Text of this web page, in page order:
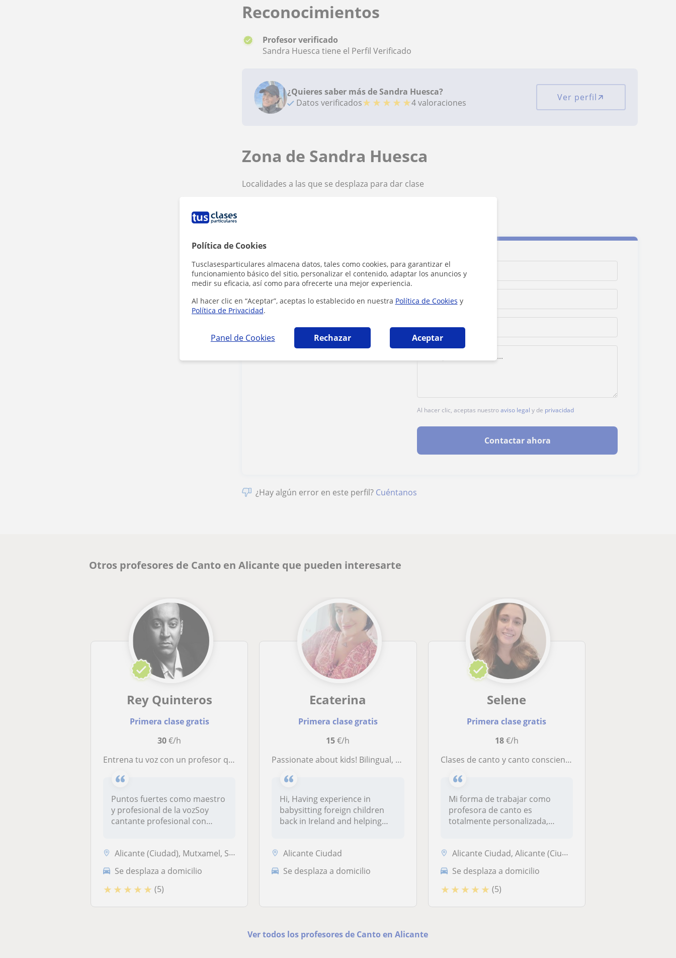
Política de Cookies
Tusclasesparticulares almacena datos, tales como cookies, para garantizar el
funcionamiento básico del sitio, personalizar el contenido, adaptar los anuncios y
medir su eficacia, así como para ofrecerte una mejor experiencia.
Al hacer clic en “Aceptar”, aceptas lo establecido en nuestra Política de Cookies y
Política de Privacidad.
Panel de Cookies Rechazar Aceptar
Reconocimientos
Profesor verificado
Sandra Huesca tiene el Perfil Verificado
¿Quieres saber más de Sandra Huesca?
Datos verificados★ ★ ★ ★ ★4 valoraciones Ver perfil
Zona de Sandra Huesca
Localidades a las que se desplaza para dar clase
Contacta con Sandra
Huesca
Al hacer clic, aceptas nuestroaviso legal y de privacidad
Contactar ahora
¿Hay algún error en este perfil? Cuéntanos
Otros profesores de Canto en Alicante que pueden interesarte
Rey Quinteros
Primera clase gratis
30€/h
Entrena tu voz con un profesor que se adapta a ti: tu estilo, tu ritmo, tus metas. A domicilio o por videollamada
Puntos fuertes como maestro
y profesional de la vozSoy
cantante profesional con
Alicante (Ciudad), Mutxamel, San Vicente del Raspeig, Sant Joan D'Alac...
Se desplaza a domicilio
★ ★ ★ ★ ★ (5)
Ecaterina
Primera clase gratis
15€/h
Passionate about kids! Bilingual, Creative, understanding and energetic
Hi, Having experience in
babysitting foreign children
back in Ireland and helping
Alicante Ciudad
Se desplaza a domicilio
Selene
Primera clase gratis
18€/h
Clases de canto y canto consciente, trabajando técnica, respiración y expresión para desarrollar una voz libre, sana y auténtica
Mi forma de trabajar como
profesora de canto es
totalmente personalizada,
Alicante Ciudad, Alicante (Ciudad), El Campello, Mutxamel, Sant Joan D...
Se desplaza a domicilio
★ ★ ★ ★ ★ (5)
Ver todos los profesores de Canto en Alicante